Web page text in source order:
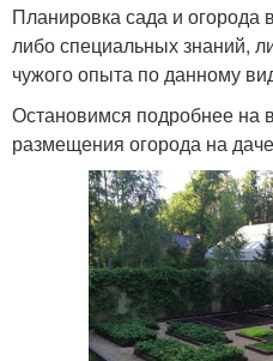
Планировка сада и огорода
либо специальных знаний,
чужого опыта по данному
Остановимся подробнее на
размещения огорода на